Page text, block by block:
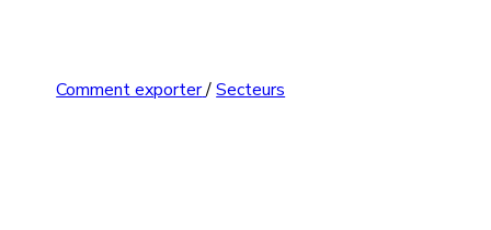
Comment exporter/Secteurs